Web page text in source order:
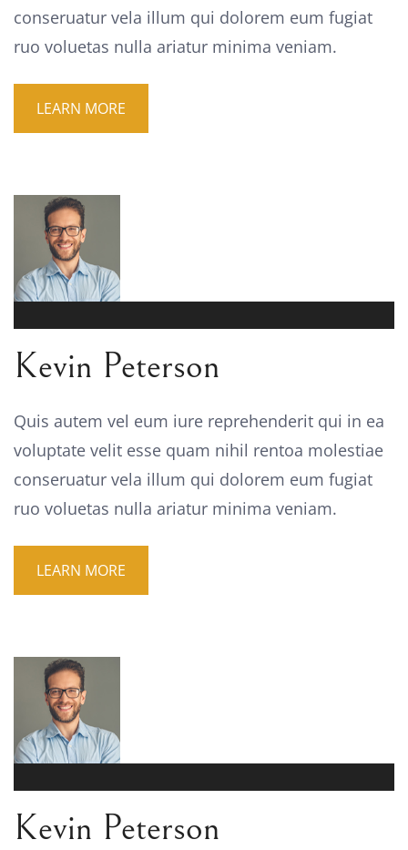
conseruatur vela illum qui dolorem eum fugiat
ruo voluetas nulla ariatur minima veniam.
LEARN MORE
Kevin Peterson
Quis autem vel eum iure reprehenderit qui in ea
voluptate velit esse quam nihil rentoa molestiae
conseruatur vela illum qui dolorem eum fugiat
ruo voluetas nulla ariatur minima veniam.
LEARN MORE
Kevin Peterson